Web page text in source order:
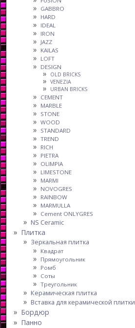
GABBRO
HARD
IDEAL
IRON
JAZZ
KAILAS
LOFT
DESIGN
OLD BRICKS
VENEZIA
URBAN BRICKS
CEMENT
MARBLE
STONE
WOOD
STANDARD
TREND
RICH
PIETRA
OLIMPIA
LIMESTONE
MARMI
NOVOGRES
RAINBOW
MARMULLA
Cement ONLYGRES
NS Ceramic
Плитка
Зеркальная плитка
Квадрат
Прямоугольник
Ромб
Соты
Треугольник
Керамическая плитка
Вставка для керамической плитки
Бордюр
Панно